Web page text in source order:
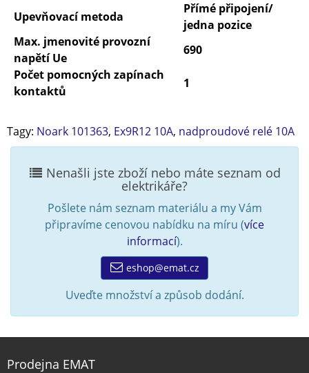
Upevňovací metoda
Přímé připojení/
jedna pozice
Max. jmenovité provozní
napětí Ue
690
Počet pomocných zapínach
kontaktů
1
Tagy: Noark 101363, Ex9R12 10A, nadproudové relé 10A
Nenašli jste zboží nebo máte seznam od
elektrikáře?
Pošlete nám seznam materiálu a my Vám
připravíme cenovou nabídku na míru (více
informací).
eshop@emat.cz
Uveďte množství a způsob dodání.
Prodejna EMAT